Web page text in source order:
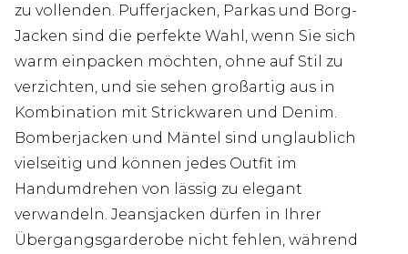
zu vollenden. Pufferjacken, Parkas und Borg-
Jacken sind die perfekte Wahl, wenn Sie sich
warm einpacken möchten, ohne auf Stil zu
verzichten, und sie sehen großartig aus in
Kombination mit Strickwaren und Denim.
Bomberjacken und Mäntel sind unglaublich
vielseitig und können jedes Outfit im
Handumdrehen von lässig zu elegant
verwandeln. Jeansjacken dürfen in Ihrer
Übergangsgarderobe nicht fehlen, während